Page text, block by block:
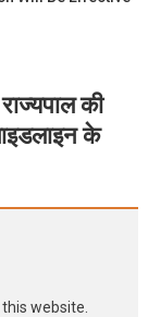
की
के
website.